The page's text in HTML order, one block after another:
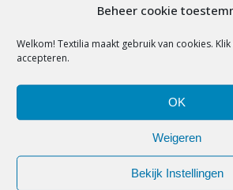
Beheer cookie
Welkom! Textilia maakt gebruik van cookies.
accepteren.
OK
Weigeren
Bekijk Instellingen
INTERVIEW,PREMIUM